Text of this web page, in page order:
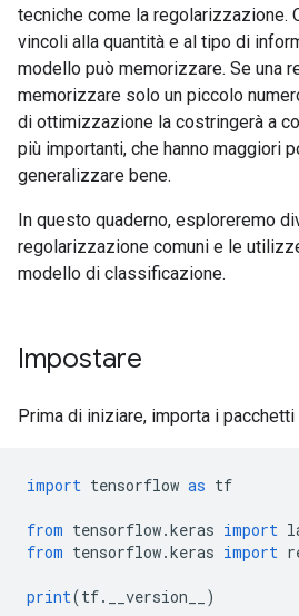
tecniche come la regolarizzazione.
vincoli alla quantità e al tipo di
modello può memorizzare. Se una
memorizzare solo un piccolo
di ottimizzazione la costringerà a
più importanti, che hanno maggiori
generalizzare bene.
In questo quaderno, esploreremo
regolarizzazione comuni e le
modello di classificazione.
Impostare
Prima di iniziare, importa i pacchetti
import tensorflow as tf
from tensorflow.keras import
from tensorflow.keras import
print(tf. __version__ )